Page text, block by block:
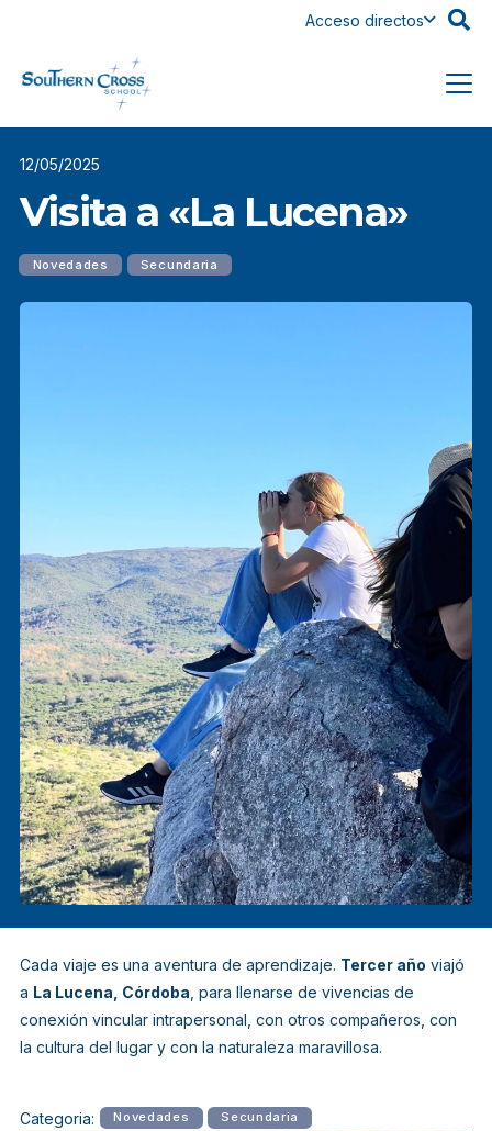
Acceso directos
12/05/2025
Visita a «La Lucena»
Novedades Secundaria
Cada viaje es una aventura de aprendizaje. Tercer año viajó
a La Lucena, Córdoba , para llenarse de vivencias de
conexión vincular intrapersonal, con otros compañeros, con
la cultura del lugar y con la naturaleza maravillosa.
Categoria: Novedades Secundaria